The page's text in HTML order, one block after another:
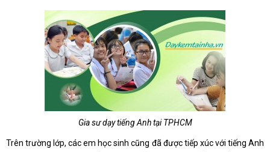
Gia sư dạy tiếng Anh tại TPHCM
Trên trường lớp, các em học sinh cũng đã được tiếp xúc với tiếng Anh